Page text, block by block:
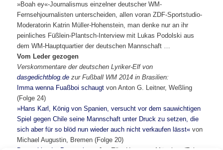
»Boah ey«-Journalismus einzelner deutscher WM-
Fernsehjournalisten unterscheiden, allen voran ZDF-Sportstudio-
Moderatorin Katrin Müller-Hohenstein, man denke nur an ihr
peinliches Füßlein-Plantsch-Interview mit Lukas Podolski aus
dem WM-Hauptquartier der deutschen Mannschaft …
Vom Leder gezogen
Verskommentare der deutschen Lyriker-Elf von
dasgedichtblog.dezur Fußball WM 2014 in Brasilien:
Imma wenna Fuaßboi schaugtvon Anton G. Leitner, Weßling
(Folge 24)
»Hans Karl, König von Spanien, versucht vor dem sauwichtigen
Spiel gegen Chile seine Mannschaft unter Druck zu setzen, die
sich aber für so blöd nun wieder auch nicht verkaufen lässt« von
Michael Augustin, Bremen (Folge 20)